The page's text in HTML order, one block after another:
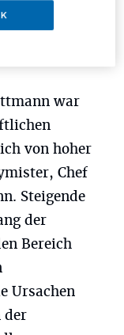
war
von hoher
Chef
Steigende
der
Bereich
Ursachen
der